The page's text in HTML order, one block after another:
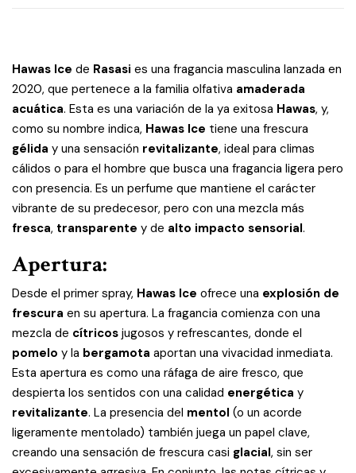
Hawas Ice de Rasasi es una fragancia masculina lanzada en
2020, que pertenece a la familia olfativa amaderada
acuática. Esta es una variación de la ya exitosa Hawas, y,
como su nombre indica, Hawas Ice tiene una frescura
gélida y una sensación revitalizante, ideal para climas
cálidos o para el hombre que busca una fragancia ligera pero
con presencia. Es un perfume que mantiene el carácter
vibrante de su predecesor, pero con una mezcla más
fresca, transparente y de alto impacto sensorial.
Apertura:
Desde el primer spray, Hawas Ice ofrece una explosión de
frescura en su apertura. La fragancia comienza con una
mezcla de cítricos jugosos y refrescantes, donde el
pomelo y la bergamota aportan una vivacidad inmediata.
Esta apertura es como una ráfaga de aire fresco, que
despierta los sentidos con una calidad energética y
revitalizante. La presencia del mentol (o un acorde
ligeramente mentolado) también juega un papel clave,
creando una sensación de frescura casi glacial, sin ser